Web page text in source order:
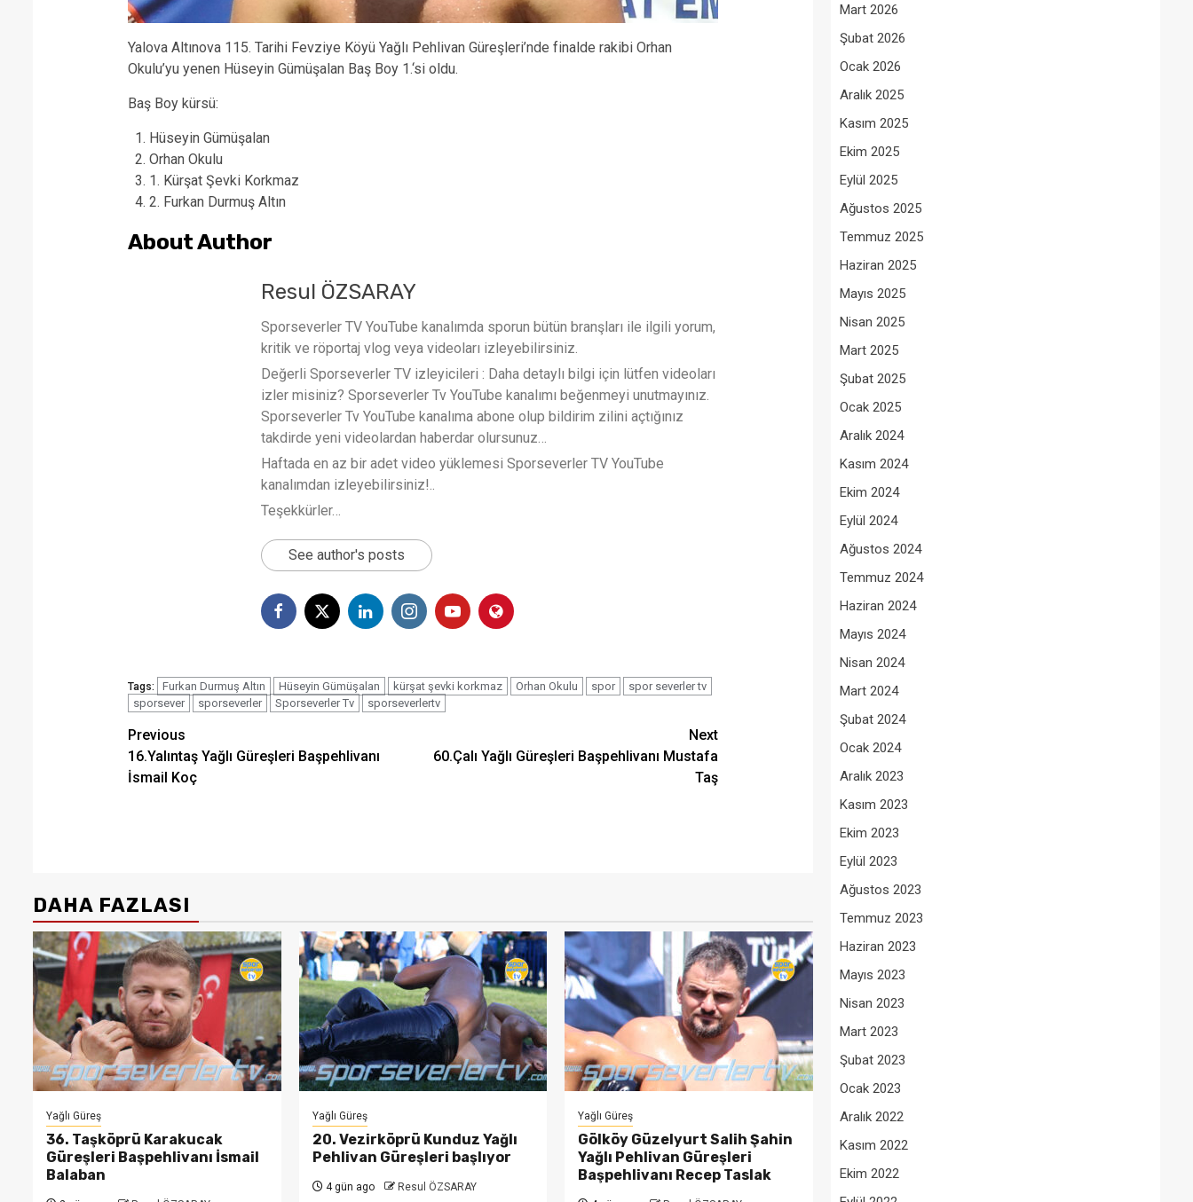
Yalova Altınova 115. Tarihi Fevziye Köyü Yağlı Pehlivan Güreşleri’nde finalde rakibi Orhan
Okulu’yu yenen Hüseyin Gümüşalan Baş Boy 1.‘si oldu.
Baş Boy kürsü:
Hüseyin Gümüşalan
Orhan Okulu
1. Kürşat Şevki Korkmaz
2. Furkan Durmuş Altın
About Author
Resul ÖZSARAY
Sporseverler TV YouTube kanalımda sporun bütün branşları ile ilgili yorum,
kritik ve röportaj vlog veya videoları izleyebilirsiniz.
Değerli Sporseverler TV izleyicileri : Daha detaylı bilgi için lütfen videoları
izler misiniz? Sporseverler Tv YouTube kanalımı beğenmeyi unutmayınız.
Sporseverler Tv YouTube kanalıma abone olup bildirim zilini açtığınız
takdirde yeni videolardan haberdar olursunuz…
Haftada en az bir adet video yüklemesi Sporseverler TV YouTube
kanalımdan izleyebilirsiniz!..
Teşekkürler…
See author's posts
Tags: Furkan Durmuş Altın Hüseyin Gümüşalan kürşat şevki korkmaz Orhan Okulu spor
spor severler tv
sporsever
sporseverler Sporseverler Tv sporseverlertv
Post
navigation
Previous
16.Yalıntaş Yağlı Güreşleri Başpehlivanı
İsmail Koç
Next
60.Çalı Yağlı Güreşleri Başpehlivanı Mustafa
Taş
DAHA FAZLASI
Yağlı Güreş
36. Taşköprü Karakucak
Güreşleri Başpehlivanı İsmail
Balaban
Yağlı Güreş
20. Vezirköprü Kunduz Yağlı
Pehlivan Güreşleri başlıyor
4 gün ago Resul ÖZSARAY
Yağlı Güreş
Gölköy Güzelyurt Salih Şahin
Yağlı Pehlivan Güreşleri
Başpehlivanı Recep Taslak
Mart 2026
Şubat 2026
Ocak 2026
Aralık 2025
Kasım 2025
Ekim 2025
Eylül 2025
Ağustos 2025
Temmuz 2025
Haziran 2025
Mayıs 2025
Nisan 2025
Mart 2025
Şubat 2025
Ocak 2025
Aralık 2024
Kasım 2024
Ekim 2024
Eylül 2024
Ağustos 2024
Temmuz 2024
Haziran 2024
Mayıs 2024
Nisan 2024
Mart 2024
Şubat 2024
Ocak 2024
Aralık 2023
Kasım 2023
Ekim 2023
Eylül 2023
Ağustos 2023
Temmuz 2023
Haziran 2023
Mayıs 2023
Nisan 2023
Mart 2023
Şubat 2023
Ocak 2023
Aralık 2022
Kasım 2022
Ekim 2022